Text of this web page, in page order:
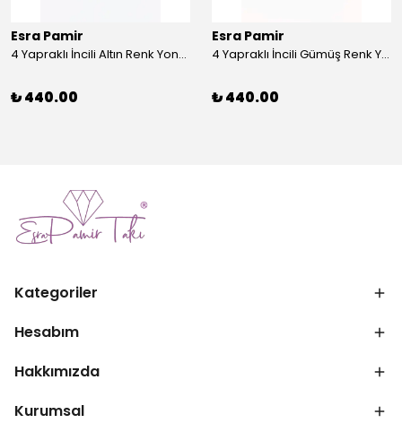
Esra Pamir
4 Yapraklı İncili Altın Renk Yonca Broş
₺ 440.00
Esra Pamir
4 Yapraklı İncili Gümüş Renk Yonca Broş
₺ 440.00
Kategoriler
Hesabım
Hakkımızda
Kurumsal